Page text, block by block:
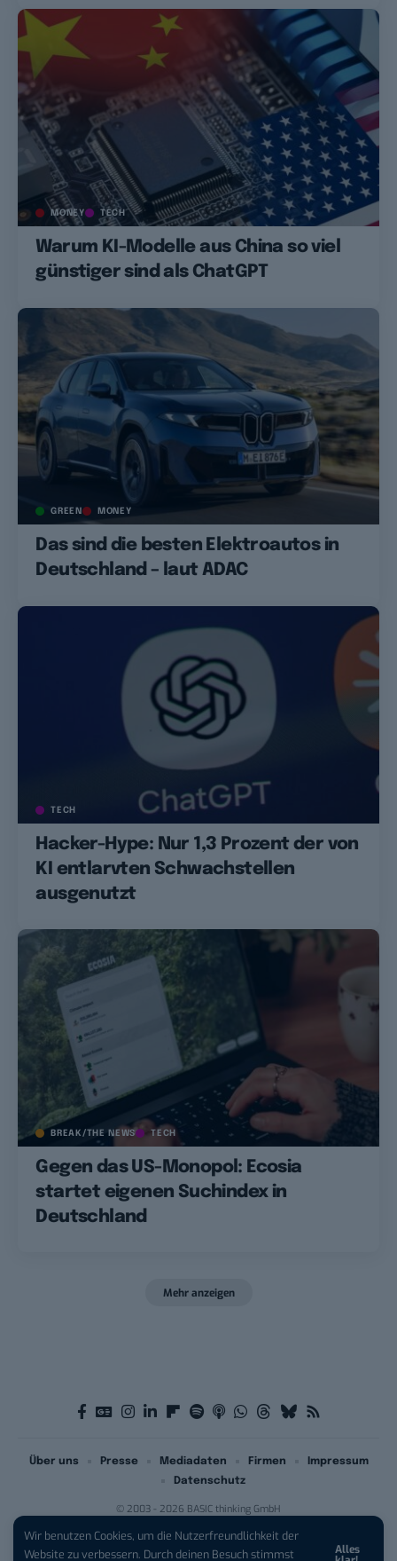
Wir benutzen Cookies, um die Nutzerfreundlichkeit der
Website zu verbessern. Durch deinen Besuch stimmst
Alles
MONEY TECH
Warum KI-Modelle aus China so viel
günstiger sind als ChatGPT
GREEN MONEY
Das sind die besten Elektroautos in
Deutschland – laut ADAC
TECH
Hacker-Hype: Nur 1,3 Prozent der von
KI entlarvten Schwachstellen
ausgenutzt
BREAK/THE NEWS TECH
Gegen das US-Monopol: Ecosia
startet eigenen Suchindex in
Deutschland
Mehr anzeigen
© 2003 - 2026 BASIC thinking GmbH
Über uns Presse Mediadaten Firmen
Impressum
Datenschutz
iPhone 17 Pro sichern:Für 1 € +